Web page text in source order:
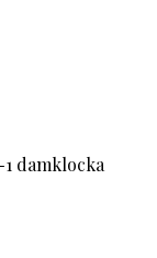
damklocka